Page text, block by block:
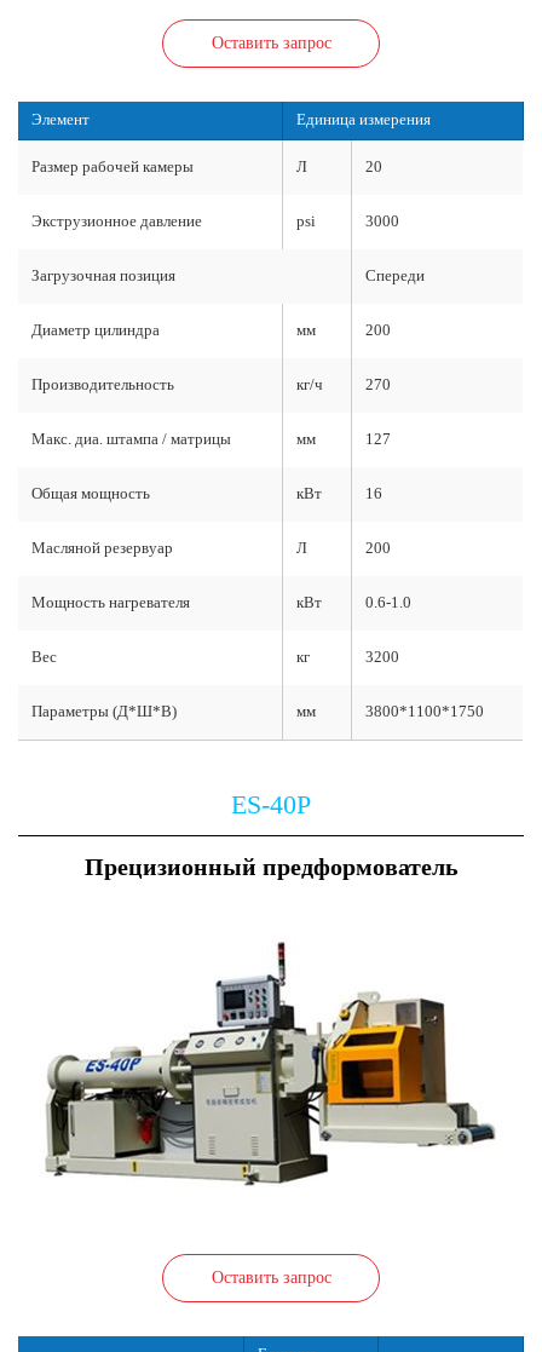
Оставить запрос
Элемент Единица измерения
Размер рабочей камеры Л 20
Экструзионное давление psi 3000
Загрузочная позиция Спереди
Диаметр цилиндра мм 200
Производительность кг/ч 270
Макс. диа. штампа / матрицы мм 127
Общая мощность кВт 16
Масляной резервуар Л 200
Мощность нагревателя кВт 0.6-1.0
Вес кг 3200
Параметры (Д*Ш*В) мм 3800*1100*1750
ES-40P
Прецизионный предформователь
Оставить запрос